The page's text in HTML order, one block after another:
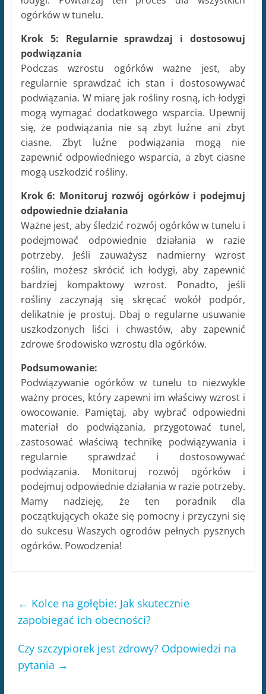
ogórków w tunelu.
Krok 5: Regularnie sprawdzaj i dostosowuj
podwiązania
Podczas wzrostu ogórków ważne jest, aby
regularnie sprawdzać ich stan i dostosowywać
podwiązania. W miarę jak rośliny rosną, ich łodygi
mogą wymagać dodatkowego wsparcia. Upewnij
się, że podwiązania nie są zbyt luźne ani zbyt
ciasne. Zbyt luźne podwiązania mogą nie
zapewnić odpowiedniego wsparcia, a zbyt ciasne
mogą uszkodzić rośliny.
Krok 6: Monitoruj rozwój ogórków i podejmuj
odpowiednie działania
Ważne jest, aby śledzić rozwój ogórków w tunelu i
podejmować odpowiednie działania w razie
potrzeby. Jeśli zauważysz nadmierny wzrost
roślin, możesz skrócić ich łodygi, aby zapewnić
bardziej kompaktowy wzrost. Ponadto, jeśli
rośliny zaczynają się skręcać wokół podpór,
delikatnie je prostuj. Dbaj o regularne usuwanie
uszkodzonych liści i chwastów, aby zapewnić
zdrowe środowisko wzrostu dla ogórków.
Podsumowanie:
Podwiązywanie ogórków w tunelu to niezwykle
ważny proces, który zapewni im właściwy wzrost i
owocowanie. Pamiętaj, aby wybrać odpowiedni
materiał do podwiązania, przygotować tunel,
zastosować właściwą technikę podwiązywania i
regularnie sprawdzać i dostosowywać
podwiązania. Monitoruj rozwój ogórków i
podejmuj odpowiednie działania w razie potrzeby.
Mamy nadzieję, że ten poradnik dla
początkujących okaże się pomocny i przyczyni się
do sukcesu Waszych ogrodów pełnych pysznych
ogórków. Powodzenia!
← Kolce na gołębie: Jak skutecznie
zapobiegać ich obecności?
Czy szczypiorek jest zdrowy? Odpowiedzi na
pytania →